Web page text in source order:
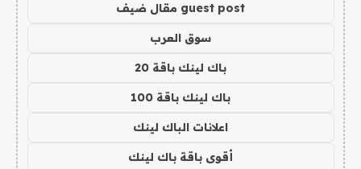
guest post مقال ضيف
سوق العرب
باك لينك باقة 20
باك لينك باقة 100
اعلانات الباك لينك
أقوى باقة باك لينك